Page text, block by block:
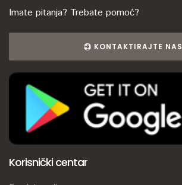
Imate pitanja? Trebate pomoć?
KONTAKTIRAJTE NAS
Korisnički centar